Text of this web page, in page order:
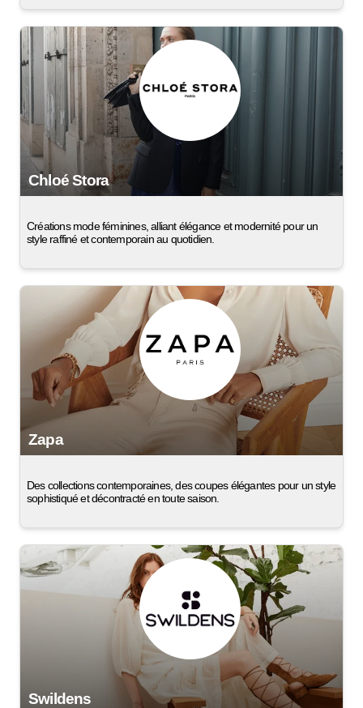
Chloé Stora
Créations mode féminines, alliant élégance et modernité pour un
style raffiné et contemporain au quotidien.
Zapa
Des collections contemporaines, des coupes élégantes pour un style
sophistiqué et décontracté en toute saison.
Swildens